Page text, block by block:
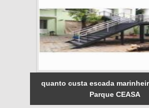
quanto custa escada
Parque CEASA